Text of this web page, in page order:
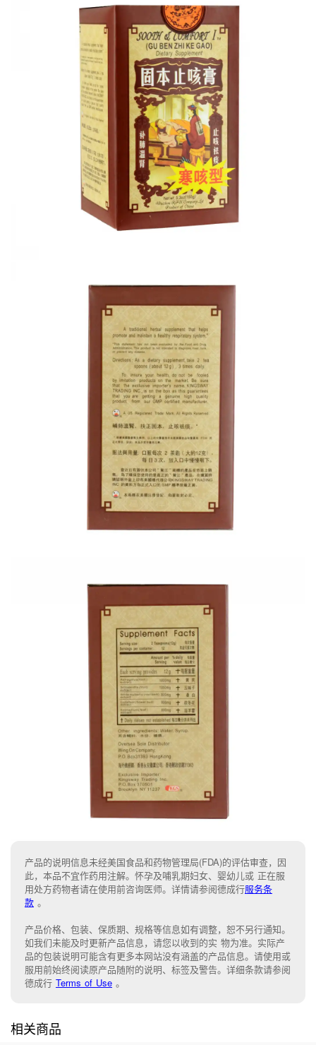
产品的说明信息未经美国食品和药物管理局(FDA)的评估审查，因
此，本品不宜作药用注解。怀孕及哺乳期妇女、婴幼儿或 正在服
用处方药物者请在使用前咨询医师。详情请参阅德成行服务条
款 。
产品价格、包装、保质期、规格等信息如有调整，恕不另行通知。
如我们未能及时更新产品信息， 请您以收到的实 物为准。 实际产
品的包装说明可能含有更多本网站没有涵盖的产品信息。请使用或
服用前始终阅读原产品随附的说明、 标签及警告。 详细条款请参阅
德成行 Terms of Use 。
相关商品